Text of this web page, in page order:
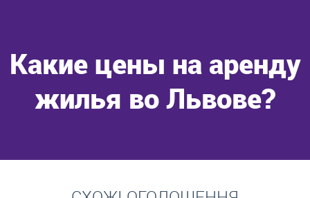
Какие цены на аренду
жилья во Львове?